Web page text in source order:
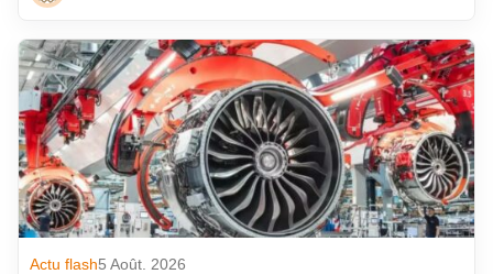
Actu flash5 Août. 2026